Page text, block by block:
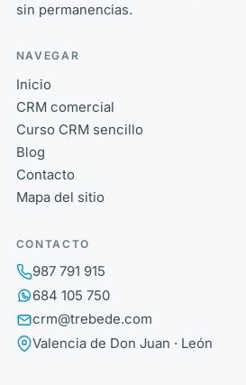
sin permanencias.
NAVEGAR
Inicio
CRM comercial
Curso CRM sencillo
Blog
Contacto
Mapa del sitio
CONTACTO
987 791 915
684 105 750
crm@trebede.com
Valencia de Don Juan · León